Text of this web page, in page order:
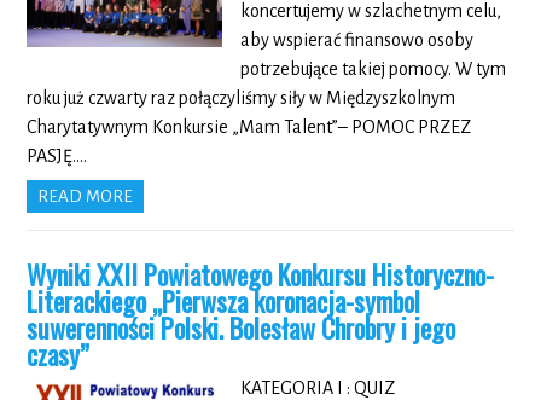
koncertujemy w szlachetnym celu,
aby wspierać finansowo osoby
potrzebujące takiej pomocy. W tym
roku już czwarty raz połączyliśmy siły w Międzyszkolnym
Charytatywnym Konkursie „Mam Talent”– POMOC PRZEZ
PASJĘ….
READ MORE
Wyniki XXII Powiatowego Konkursu Historyczno-
Literackiego „Pierwsza koronacja-symbol
suwerenności Polski. Bolesław Chrobry i jego
czasy”
KATEGORIA I : QUIZ